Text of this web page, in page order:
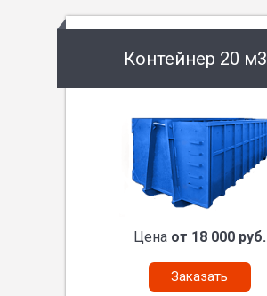
Контейнер 20 м3
Цена от 18 000 руб.
Заказать